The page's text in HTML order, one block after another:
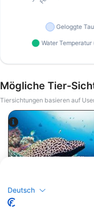
Mögliche Tier-
Tiersichtungen basieren auf
Alamy-WaterFrame
Deutsch